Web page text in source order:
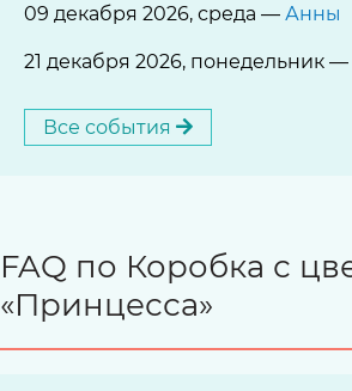
09 декабря 2026, среда — Анны
21 декабря 2026, понедельник —
Все события
FAQ по Коробка с
«Принцесса»